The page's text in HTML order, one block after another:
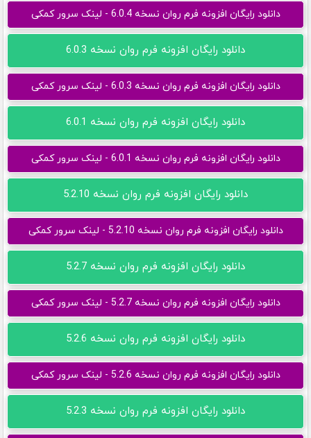
دانلود رایگان افزونه فرم روان نسخه 6.0.4 - لینک سرور کمکی
دانلود رایگان افزونه فرم روان نسخه 6.0.3
دانلود رایگان افزونه فرم روان نسخه 6.0.3 - لینک سرور کمکی
دانلود رایگان افزونه فرم روان نسخه 6.0.1
دانلود رایگان افزونه فرم روان نسخه 6.0.1 - لینک سرور کمکی
دانلود رایگان افزونه فرم روان نسخه 5.2.10
دانلود رایگان افزونه فرم روان نسخه 5.2.10 - لینک سرور کمکی
دانلود رایگان افزونه فرم روان نسخه 5.2.7
دانلود رایگان افزونه فرم روان نسخه 5.2.7 - لینک سرور کمکی
دانلود رایگان افزونه فرم روان نسخه 5.2.6
دانلود رایگان افزونه فرم روان نسخه 5.2.6 - لینک سرور کمکی
دانلود رایگان افزونه فرم روان نسخه 5.2.3